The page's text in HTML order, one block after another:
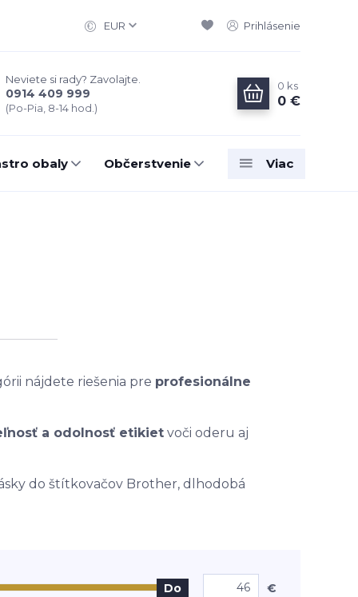
EUR Prihlásenie
Neviete si rady? Zavolajte.
0914 409 999
(Po-Pia, 8-14 hod.)
0 ks
0 €
obaly Občerstvenie Viac
nájdete riešenia pre profesionálne
a odolnosť etikiet voči oderu aj
do štítkovačov Brother, dlhodobá
Do €